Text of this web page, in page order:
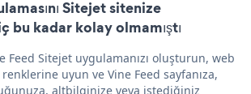
Sitejet sitenize
bu kadar kolay olmamıştı
Feed Sitejet uygulamanızı oluşturun, web
uyun ve Vine Feed sayfanıza,
altbilginize veya istediğiniz